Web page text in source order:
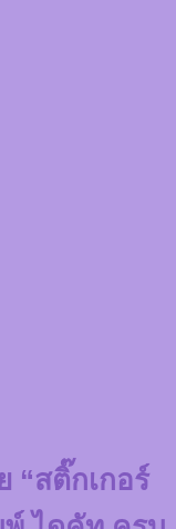
“สติ๊กเกอร์